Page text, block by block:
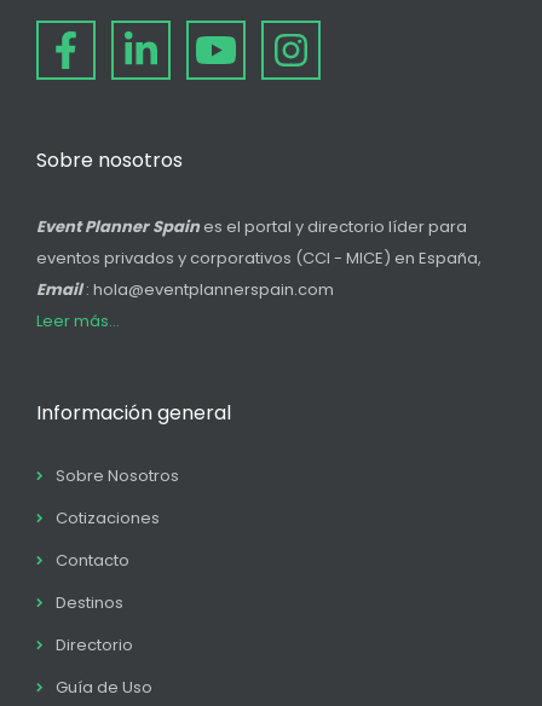
Sobre nosotros
Event Planner Spain es el portal y directorio líder para
eventos privados y corporativos (CCI - MICE) en España,
Email: hola@eventplannerspain.com
Leer más...
Información general
Sobre Nosotros
Cotizaciones
Contacto
Destinos
Directorio
Guía de Uso